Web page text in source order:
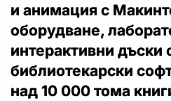
и анимация с
оборудване,
интерактивни дъски
библиотекарски
над 10 000 тома